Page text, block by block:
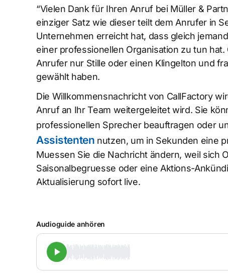
“Vielen Dank für Ihren Anruf bei Müller &
einziger Satz wie dieser teilt dem Anrufer in
Unternehmen erreicht hat, dass gleich
einer professionellen Organisation zu tun
Anrufer nur Stille oder einen Klingelton und
gewählt haben.
Die Willkommensnachricht von CallFactory
Anruf an Ihr Team weitergeleitet wird. Sie
professionellen Sprecher beauftragen oder
Assistenten nutzen, um in Sekunden eine
Muessen Sie die Nachricht ändern, weil sich
Saisonalbegruesse oder eine Aktions-
Aktualisierung sofort live.
Audioguide anhören